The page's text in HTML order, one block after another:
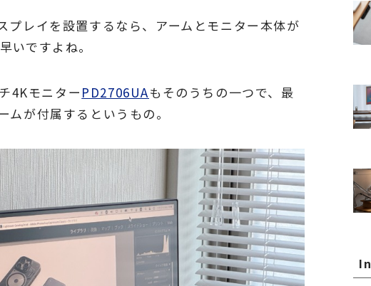
プレイを設置するなら、アームとモニター本体が
いですよね。
4Kモニター PD2706UAもそのうちの一つで、最
が付属するというもの。